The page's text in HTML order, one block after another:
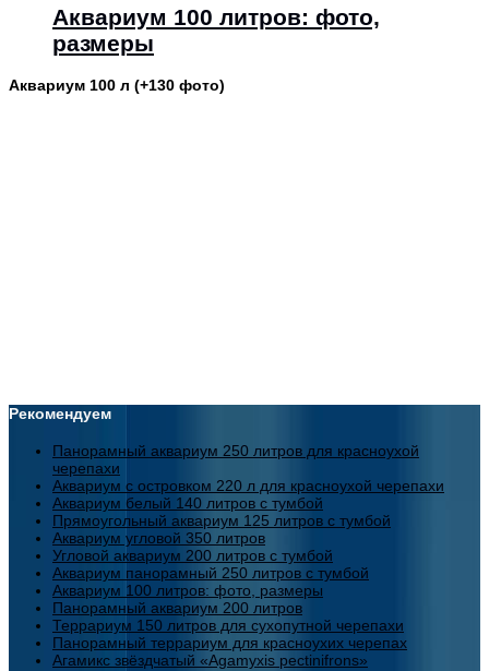
Аквариум 100 литров: фото,
размеры
Аквариум 100 л (+130 фото)
Рекомендуем
Панорамный аквариум 250 литров для красноухой
черепахи
Аквариум с островком 220 л для красноухой черепахи
Аквариум белый 140 литров с тумбой
Прямоугольный аквариум 125 литров с тумбой
Аквариум угловой 350 литров
Угловой аквариум 200 литров с тумбой
Аквариум панорамный 250 литров с тумбой
Аквариум 100 литров: фото, размеры
Панорамный аквариум 200 литров
Террариум 150 литров для сухопутной черепахи
Панорамный террариум для красноухих черепах
Агамикс звёздчатый «Agamyxis pectinifrons»